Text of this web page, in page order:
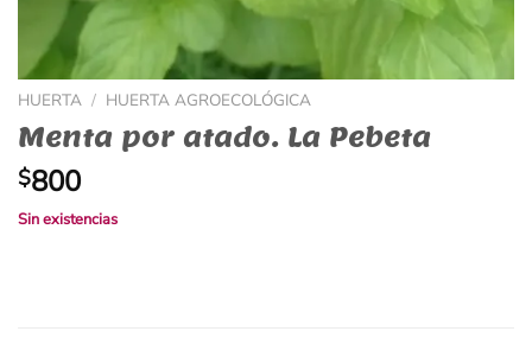
HUERTA / HUERTA AGROECOLÓGICA
Menta por atado. La Pebeta
$800
Sin existencias